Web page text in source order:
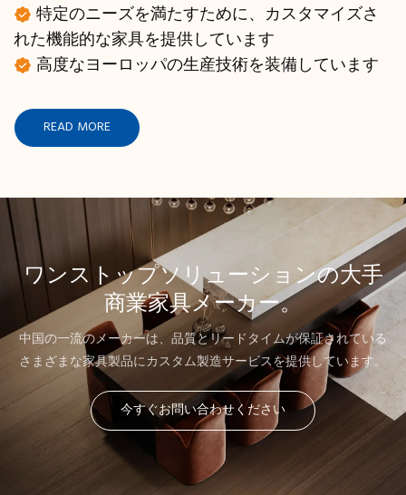
特定のニーズを満たすために、カスタマイズさ
れた機能的な家具を提供しています
高度なヨーロッパの生産技術を装備しています
READ MORE
ワンストップソリューションの大手
商業家具メーカー。
中国の一流のメーカーは、品質とリードタイムが保証されている
さまざまな家具製品にカスタム製造サービスを提供しています。
今すぐお問い合わせください